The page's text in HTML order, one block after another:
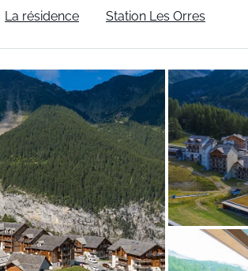
La résidence Station Les Orres